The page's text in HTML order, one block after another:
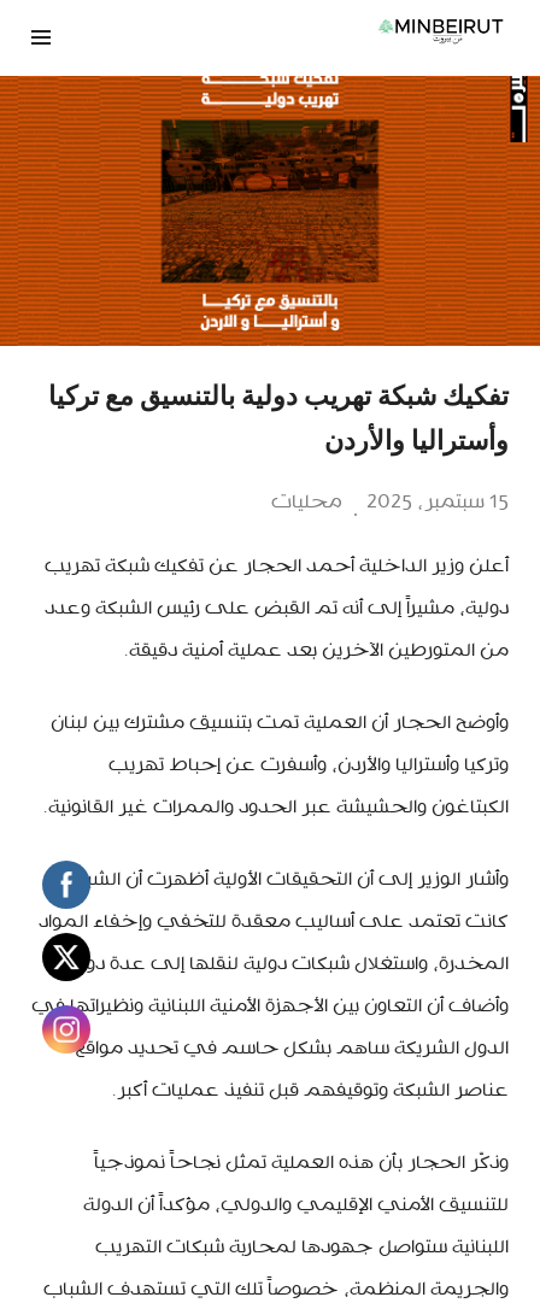
انتقل
المحتوى
تفكيك شبكة تهريب دولية بالتنسيق مع تركيا
وأستراليا والأردن
15 سبتمبر، 2025 محليات
أعلن وزير الداخلية أحمد الحجار عن تفكيك شبكة تهريب
دولية، مشيراً إلى أنه تم القبض على رئيس الشبكة وعدد
من المتورطين الآخرين بعد عملية أمنية دقيقة.
وأوضح الحجار أن العملية تمت بتنسيق مشترك بين لبنان
وتركيا وأستراليا والأردن، وأسفرت عن إحباط تهريب
الكبتاغون والحشيشة عبر الحدود والممرات غير القانونية.
وأشار الوزير إلى أن التحقيقات الأولية أظهرت أن الشبكة
كانت تعتمد على أساليب معقدة للتخفي وإخفاء المواد
المخدرة، واستغلال شبكات دولية لنقلها إلى عدة دول.
وأضاف أن التعاون بين الأجهزة الأمنية اللبنانية ونظيراتها في
الدول الشريكة ساهم بشكل حاسم في تحديد مواقع
عناصر الشبكة وتوقيفهم قبل تنفيذ عمليات أكبر.
وذكّر الحجار بأن هذه العملية تمثل نجاحاً نموذجياً
للتنسيق الأمني الإقليمي والدولي، مؤكداً أن الدولة
اللبنانية ستواصل جهودها لمحاربة شبكات التهريب
والجريمة المنظمة، خصوصاً تلك التي تستهدف الشباب